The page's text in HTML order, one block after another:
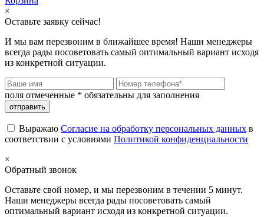
×
Оставьте заявку сейчас!
И мы вам перезвоним в ближайшее время! Наши менеджеры
всегда рады посоветовать самый оптимальный вариант исходя
из конкретной ситуации.
поля отмеченные * обязательны для заполнения
Выражаю Согласие на обработку персональных данных в
соответствии с условиями Политикой конфиденциальности
×
Обратный звонок
Оставьте свой номер, и мы перезвоним в течении 5 минут.
Наши менеджеры всегда рады посоветовать самый
оптимальный вариант исходя из конкретной ситуации.